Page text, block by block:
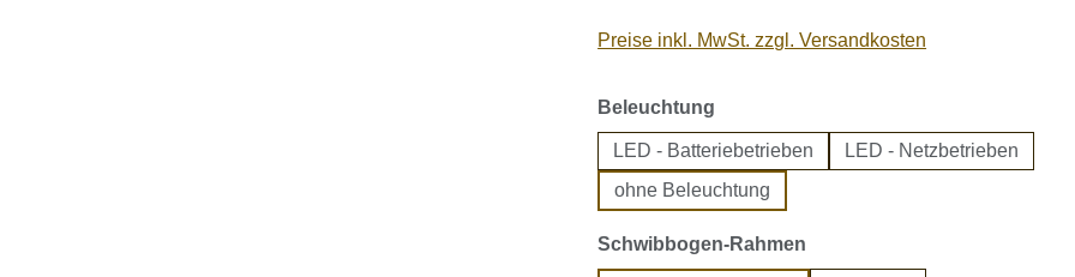
Preise inkl. MwSt. zzgl. Versandkosten
Beleuchtung
LED - Batteriebetrieben
LED - Netzbetrieben
ohne Beleuchtung
Schwibbogen-Rahmen